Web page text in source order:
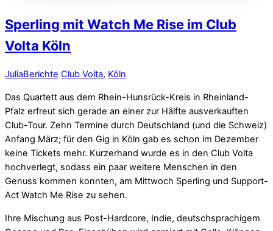
Sperling mit Watch Me Rise im Club
Volta Köln
JuliaBerichte Club Volta, Köln
Das Quartett aus dem Rhein-Hunsrück-Kreis in Rheinland-
Pfalz erfreut sich gerade an einer zur Hälfte ausverkauften
Club-Tour. Zehn Termine durch Deutschland (und die Schweiz)
Anfang März; für den Gig in Köln gab es schon im Dezember
keine Tickets mehr. Kurzerhand wurde es in den Club Volta
hochverlegt, sodass ein paar weitere Menschen in den
Genuss kommen konnten, am Mittwoch Sperling und Support-
Act Watch Me Rise zu sehen.
Ihre Mischung aus Post-Hardcore, Indie, deutschsprachigem